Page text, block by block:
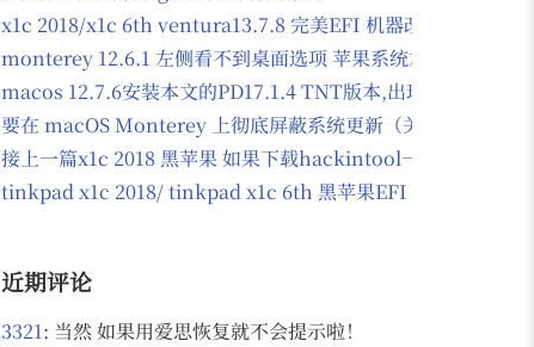
x1c 2018/x1c 6th ventura13.7.8 完美EFI 机器改过dw1560网
monterey 12.6.1 左侧看不到桌面选项 苹果系统左侧看不到桌
macos 12.7.6安装本文的PD17.1.4 TNT版本,出现以下提示
要在 macOS Monterey 上彻底屏蔽系统更新（关闭自动检查
接上一篇x1c 2018 黑苹果 如果下载hackintool一打开就显示
tinkpad x1c 2018/ tinkpad x1c 6th 黑苹果EFI 支持
近期评论
3321: 当然 如果用爱思恢复就不会提示啦！